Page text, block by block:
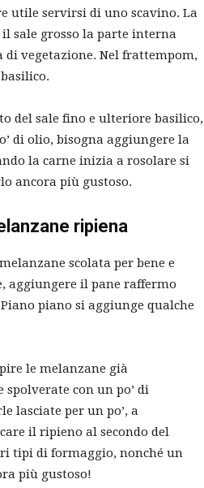
utile servirsi di uno scavino. La
il sale grosso la parte interna
di vegetazione. Nel frattempom,
del sale fino e ulteriore basilico,
di olio, bisogna aggiungere la
la carne inizia a rosolare si
ancora più gustoso.
ripiena
scolata per bene e
aggiungere il pane raffermo
piano si aggiunge qualche
le melanzane già
con un po’ di
lasciate per un po’, a
il ripieno al secondo del
tipi di formaggio, nonché un
più gustoso!